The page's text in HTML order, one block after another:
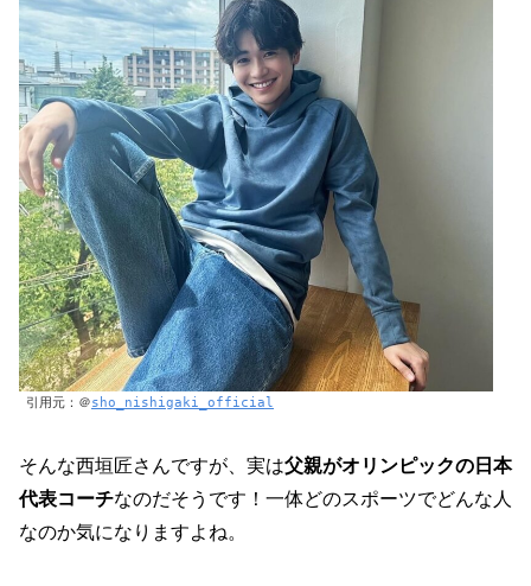
引用元：＠sho_nishigaki_official
そんな西垣匠さんですが、実は父親がオリンピックの日本
代表コーチなのだそうです！一体どのスポーツでどんな人
なのか気になりますよね。